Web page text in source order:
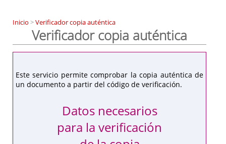
Inicio >Verificador copia auténtica
Verificador copia auténtica
Este servicio permite comprobar la copia auténtica de
un documento a partir del código de verificación.
Datos necesarios
para la verificación